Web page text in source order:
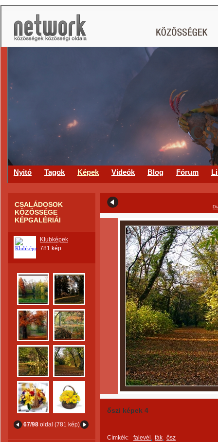
Nyitó Tagok Képek Videók Blog Fórum
CSALÁDOSOK
KÖZÖSSÉGE
KÉPGALÉRIÁI
Klubképek
781 kép
67/98 oldal (781 kép)
őszi képek 4
Címkék: falevél fák ősz